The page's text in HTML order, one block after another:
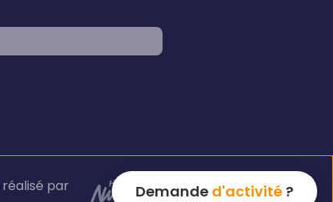
par Demande d'activité ?